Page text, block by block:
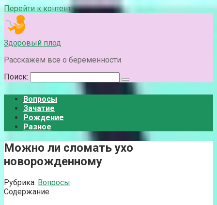
Перейти к контенту
Здоровый плод
Расскажем все о беременности
Поиск:
Вопросы
Зачатие
Рождение
Разное
Можно ли сломать ухо
новорожденному
Рубрика: Вопросы
Содержание